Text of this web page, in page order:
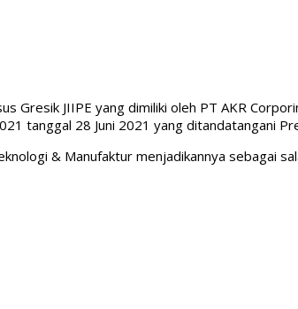
Gresik JIIPE yang dimiliki oleh PT AKR
tanggal 28 Juni 2021 yang ditandatangani
& Manufaktur menjadikannya sebagai